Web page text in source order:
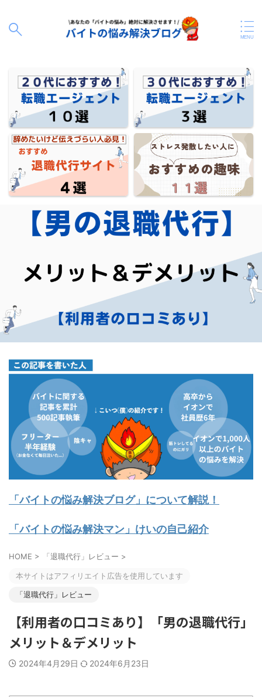
「バイトの悩み解決ブログ」について解説！
「バイトの悩み解決マン」けいの自己紹介
HOME > 「退職代行」レビュー >
本サイトはアフィリエイト広告を使用しています
「退職代行」レビュー
【利用者の口コミあり】「男の退職代行」
メリット＆デメリット
2024年4月29日 2024年6月23日